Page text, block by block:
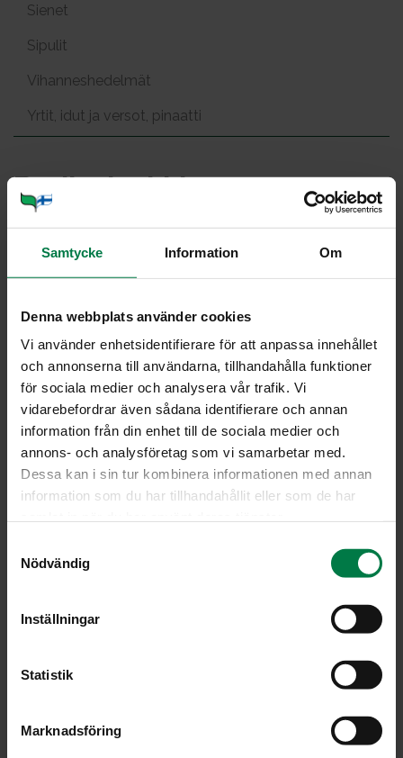
Samtycke Information Om
Denna webbplats använder cookies
Vi använder enhetsidentifierare för att anpassa innehållet
och annonserna till användarna, tillhandahålla funktioner
för sociala medier och analysera vår trafik. Vi
vidarebefordrar även sådana identifierare och annan
information från din enhet till de sociala medier och
annons- och analysföretag som vi samarbetar med.
Dessa kan i sin tur kombinera informationen med annan
information som du har tillhandahållit eller som de har
Nödvändig
Inställningar
Statistik
Marknadsföring
Sienet
Sipulit
Vihanneshedelmät
Yrtit, idut ja versot, pinaatti
Broi­le­ri­vok­ki
Ohje
400 g marinoituja broilerisuikaleita
200g tuoreita, ohuita porkkana-, lanttu-, kaali- ja
punasipulisuikaleita
rkl rypsiöljyä kuullottamiseen
0.5tl inkivääriä
tuoreita yrttejä
Kuullota hienonnettu valkosipuli pannulla. Lisää
broilerisuikaleet ja ruskista ne. Lisää vihannekset ja
mausteet. Hauduta hetki, kunnes vihannekset ovat